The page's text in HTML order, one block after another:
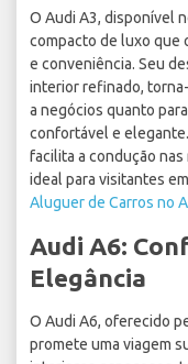
O Audi A3, disponível
compacto de luxo que
e conveniência. Seu
interior refinado,
a negócios quanto
confortável e
facilita a condução
ideal para visitantes
Aluguer de Carros no
Audi A6:
Elegância
O Audi A6, oferecido
promete uma viagem